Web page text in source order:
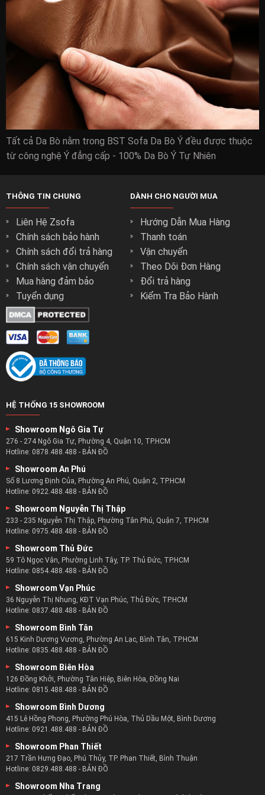
Mang những giá trị đẹp nhất cho phòng khách nhà
bạn :
đảm bảo phòng khách nhà bạn đang có một bộ ghế sofa
chất lượng nhất.
Với nhiều kiểu dáng độc đáo để bạn có thể chọn lựa cho
mình kiểu dáng ghế sofa phù hợp nhất với phòng khách nhà
Màu sắc đa dạng khi bạn có thể tùy chọn để tạo điểm nhấn
hay thay đổi màu sắc của nhà mình với những màu sắc ghế
sofa đẹp nhất.
Không gian sống của bạn sẽ trở nên sang trọng và phong
cách hơn với ghế sofa zSofa.
Bàn ghế thư giãn chỉnh điện mang lại lợi ích gì ?
Cuộc sống giờ đây mọi người đều phải chạy theo công việc
với mục tiêu thăng tiến, cuộc sống..
Đó chính là nguyên nhân kéo theo những căn bệnh, sự mệt
Nghỉ ngơi thì cần không gian thoải mái nhất và đó chính là
lúc bạn cần đến ghế thư giãn.
Chiếc ghế tuy có thiết kế khá đơn giản nhưng mang đến sự
thoải mái cho người sử dụng.
Giúp nâng đỡ toàn bộ cơ thể của bạn khi nằm và lớp đệm
ghế thoải mái giúp xoa bóp cơ thể.
Tất cả Da Bò nằm trong BST Sofa Da Bò Ý đều được thuộc
từ công nghệ Ý đẳng cấp - 100% Da Bò Ý Tự Nhiên
THÔNG TIN CHUNG
Liên Hệ Zsofa
Chính sách bảo hành
Chính sách đổi trả hàng
Chính sách vận chuyển
Mua hàng đảm bảo
Tuyển dụng
DÀNH CHO NGƯỜI MUA
Hướng Dẫn Mua Hàng
Thanh toán
Vận chuyển
Theo Dõi Đơn Hàng
Đổi trả hàng
Kiểm Tra Bảo Hành
HỆ THỐNG 15 SHOWROOM
Showroom Ngô Gia Tự
276 - 274 Ngô Gia Tự, Phường 4, Quận 10, TP.HCM
Hotline: 0878.488.488 - BẢN ĐỒ
Showroom An Phú
Số 8 Lương Định Của, Phường An Phú, Quận 2, TP.HCM
Hotline: 0922.488.488 - BẢN ĐỒ
Showroom Nguyễn Thị Thập
233 - 235 Nguyễn Thị Thập, Phường Tân Phú, Quận 7, TP.HCM
Hotline: 0975.488.488 - BẢN ĐỒ
Showroom Thủ Đức
59 Tô Ngọc Vân, Phường Linh Tây, TP. Thủ Đức, TP.HCM
Hotline: 0854.488.488 - BẢN ĐỒ
Showroom Vạn Phúc
36 Nguyễn Thị Nhung, KĐT Vạn Phúc, Thủ Đức, TP.HCM
Hotline: 0837.488.488 - BẢN ĐỒ
Showroom Bình Tân
615 Kinh Dương Vương, Phường An Lạc, Bình Tân, TP.HCM
Hotline: 0835.488.488 - BẢN ĐỒ
Showroom Biên Hòa
126 Đồng Khởi, Phường Tân Hiệp, Biên Hòa, Đồng Nai
Hotline: 0815.488.488 - BẢN ĐỒ
Showroom Bình Dương
415 Lê Hồng Phong, Phường Phú Hòa, Thủ Dầu Một, Bình Dương
Hotline: 0921.488.488 - BẢN ĐỒ
Showroom Phan Thiết
217 Trần Hưng Đạo, Phú Thủy, TP. Phan Thiết, Bình Thuận
Hotline: 0829.488.488 - BẢN ĐỒ
Showroom Nha Trang